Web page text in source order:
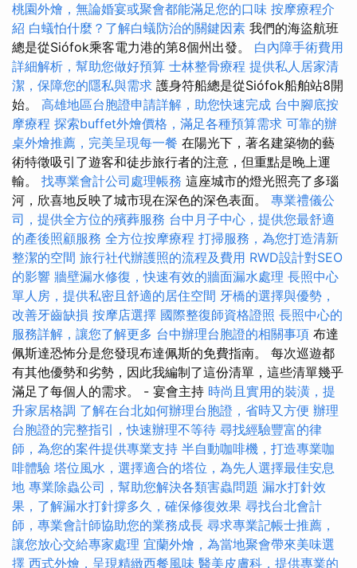
桃園外燴，無論婚宴或聚會都能滿足您的口味 按摩療程介
紹 白蟻怕什麼？了解白蟻防治的關鍵因素 我們的海盜航班
總是從Siófok乘客電力港的第8個州出發。 白內障手術費用
詳細解析，幫助您做好預算 士林整骨療程 提供私人居家清
潔，保障您的隱私與需求 護身符船總是從Siófok船舶站8開
始。 高雄地區台胞證申請詳解，助您快速完成 台中腳底按
摩療程 探索buffet外燴價格，滿足各種預算需求 可靠的辦
桌外燴推薦，完美呈現每一餐 在陽光下，著名建築物的藝
術特徵吸引了遊客和徒步旅行者的注意，但重點是晚上運
輸。 找專業會計公司處理帳務 這座城市的燈光照亮了多瑙
河，欣喜地反映了城市現在深色的深色表面。 專業禮儀公
司，提供全方位的殯葬服務 台中月子中心，提供您最舒適
的產後照顧服務 全方位按摩療程 打掃服務，為您打造清新
整潔的空間 旅行社代辦護照的流程及費用 RWD設計對SEO
的影響 牆壁漏水修復，快速有效的牆面漏水處理 長照中心
單人房，提供私密且舒適的居住空間 牙橋的選擇與優勢，
改善牙齒缺損 按摩店選擇 國際整復師資格證照 長照中心的
服務詳解，讓您了解更多 台中辦理台胞證的相關事項 布達
佩斯達恐怖分是您發現布達佩斯的免費指南。 每次巡遊都
有其他優勢和劣勢，因此我編制了這份清單，這些清單幾乎
滿足了每個人的需求。 - 宴會主持 時尚且實用的裝潢，提
升家居格調 了解在台北如何辦理台胞證，省時又方便 辦理
台胞證的完整指引，快速辦理不等待 尋找經驗豐富的律
師，為您的案件提供專業支持 半自動咖啡機，打造專業咖
啡體驗 塔位風水，選擇適合的塔位，為先人選擇最佳安息
地 專業除蟲公司，幫助您解決各類害蟲問題 漏水打針效
果，了解漏水打針撐多久，確保修復效果 尋找台北會計
師，專業會計師協助您的業務成長 尋求專業記帳士推薦，
讓您放心交給專家處理 宜蘭外燴，為當地聚會帶來美味選
擇 西式外燴，呈現精緻西餐風味 醫美皮膚科，提供專業的